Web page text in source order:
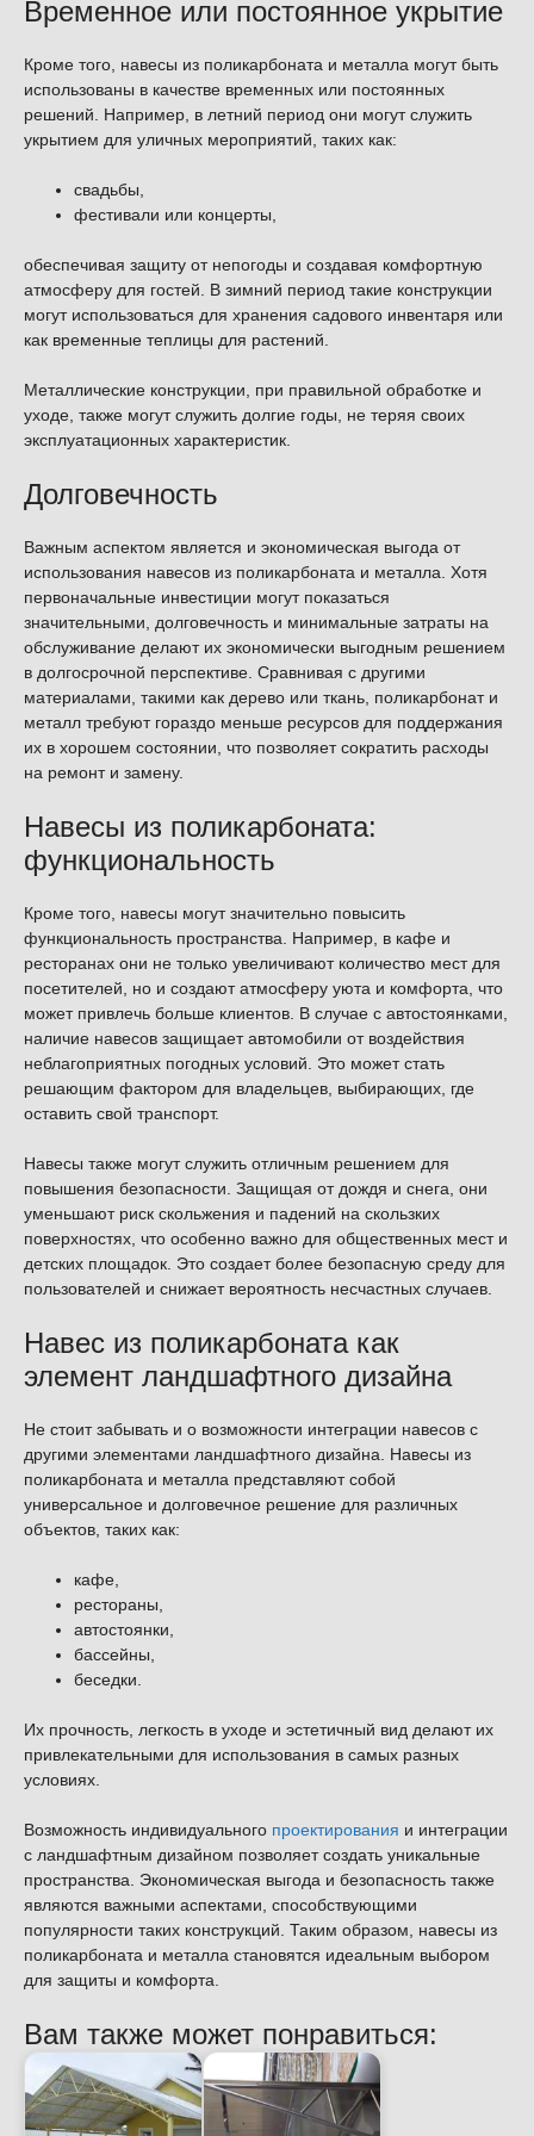
Временное или постоянное укрытие
Кроме того, навесы из поликарбоната и металла могут быть
использованы в качестве временных или постоянных
решений. Например, в летний период они могут служить
укрытием для уличных мероприятий, таких как:
свадьбы,
фестивали или концерты,
обеспечивая защиту от непогоды и создавая комфортную
атмосферу для гостей. В зимний период такие конструкции
могут использоваться для хранения садового инвентаря или
как временные теплицы для растений.
Металлические конструкции, при правильной обработке и
уходе, также могут служить долгие годы, не теряя своих
эксплуатационных характеристик.
Долговечность
Важным аспектом является и экономическая выгода от
использования навесов из поликарбоната и металла. Хотя
первоначальные инвестиции могут показаться
значительными, долговечность и минимальные затраты на
обслуживание делают их экономически выгодным решением
в долгосрочной перспективе. Сравнивая с другими
материалами, такими как дерево или ткань, поликарбонат и
металл требуют гораздо меньше ресурсов для поддержания
их в хорошем состоянии, что позволяет сократить расходы
на ремонт и замену.
Навесы из поликарбоната:
функциональность
Кроме того, навесы могут значительно повысить
функциональность пространства. Например, в кафе и
ресторанах они не только увеличивают количество мест для
посетителей, но и создают атмосферу уюта и комфорта, что
может привлечь больше клиентов. В случае с автостоянками,
наличие навесов защищает автомобили от воздействия
неблагоприятных погодных условий. Это может стать
решающим фактором для владельцев, выбирающих, где
оставить свой транспорт.
Навесы также могут служить отличным решением для
повышения безопасности. Защищая от дождя и снега, они
уменьшают риск скольжения и падений на скользких
поверхностях, что особенно важно для общественных мест и
детских площадок. Это создает более безопасную среду для
пользователей и снижает вероятность несчастных случаев.
Навес из поликарбоната как
элемент ландшафтного дизайна
Не стоит забывать и о возможности интеграции навесов с
другими элементами ландшафтного дизайна. Навесы из
поликарбоната и металла представляют собой
универсальное и долговечное решение для различных
объектов, таких как:
кафе,
рестораны,
автостоянки,
бассейны,
беседки.
Их прочность, легкость в уходе и эстетичный вид делают их
привлекательными для использования в самых разных
условиях.
Возможность индивидуального проектирования и интеграции
с ландшафтным дизайном позволяет создать уникальные
пространства. Экономическая выгода и безопасность также
являются важными аспектами, способствующими
популярности таких конструкций. Таким образом, навесы из
поликарбоната и металла становятся идеальным выбором
для защиты и комфорта.
Вам также может понравиться: